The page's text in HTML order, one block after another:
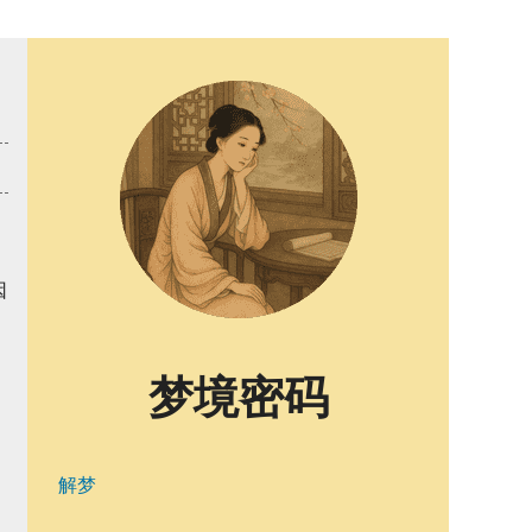
梦境密码
解梦